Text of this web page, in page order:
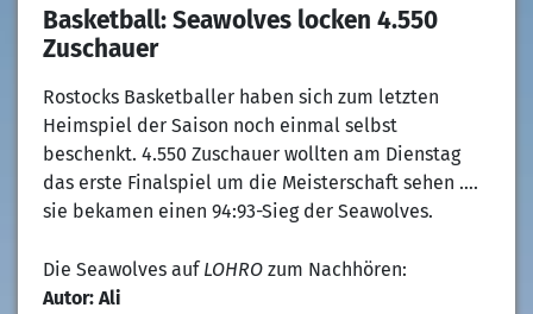
Basketball: Seawolves locken 4.550
Zuschauer
Rostocks Basketballer haben sich zum letzten
Heimspiel der Saison noch einmal selbst
beschenkt. 4.550 Zuschauer wollten am Dienstag
das erste Finalspiel um die Meisterschaft sehen ….
sie bekamen einen 94:93-Sieg der Seawolves.
Die Seawolves aufLOHRO zum Nachhören:
Autor: Ali